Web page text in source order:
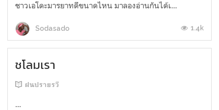
ชาวเอโดะมารยาทดีขนาดไหน มาลองอ่านกันได้เ...
Sodasado 1.4k
ชโลมเรา
ฝนปรายรวี
...